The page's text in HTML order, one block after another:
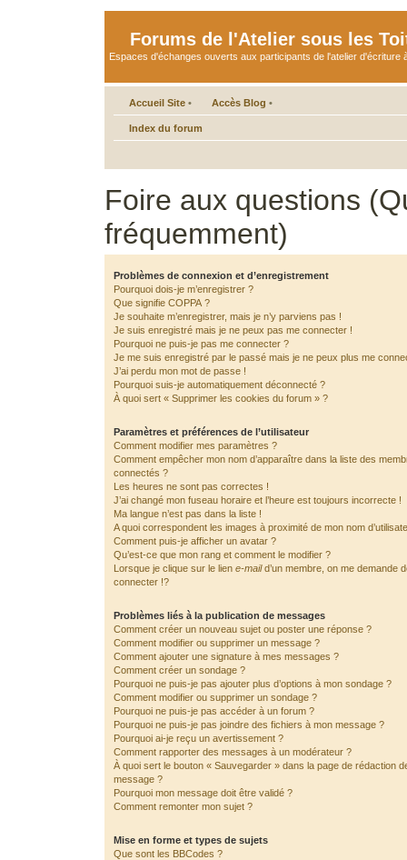
Forums de l'Atelier sous les
Espaces d'échanges ouverts aux participants de l'atelier d'écriture
Accueil Site • Accès Blog •
Index du forum
Foire aux questions
fréquemment)
Problèmes de connexion et d’enregistrement
Pourquoi dois-je m’enregistrer ?
Que signifie COPPA ?
Je souhaite m’enregistrer, mais je n’y parviens pas !
Je suis enregistré mais je ne peux pas me connecter !
Pourquoi ne puis-je pas me connecter ?
Je me suis enregistré par le passé mais je ne peux plus me
J’ai perdu mon mot de passe !
Pourquoi suis-je automatiquement déconnecté ?
À quoi sert « Supprimer les cookies du forum » ?
Paramètres et préférences de l’utilisateur
Comment modifier mes paramètres ?
Comment empêcher mon nom d’apparaître dans la liste des
connectés ?
Les heures ne sont pas correctes !
J’ai changé mon fuseau horaire et l’heure est toujours incorrecte !
Ma langue n’est pas dans la liste !
A quoi correspondent les images à proximité de mon nom
Comment puis-je afficher un avatar ?
Qu’est-ce que mon rang et comment le modifier ?
Lorsque je clique sur le lien e-maild’un membre, on me demande
connecter !?
Problèmes liés à la publication de messages
Comment créer un nouveau sujet ou poster une réponse ?
Comment modifier ou supprimer un message ?
Comment ajouter une signature à mes messages ?
Comment créer un sondage ?
Pourquoi ne puis-je pas ajouter plus d’options à mon sondage ?
Comment modifier ou supprimer un sondage ?
Pourquoi ne puis-je pas accéder à un forum ?
Pourquoi ne puis-je pas joindre des fichiers à mon message ?
Pourquoi ai-je reçu un avertissement ?
Comment rapporter des messages à un modérateur ?
À quoi sert le bouton « Sauvegarder » dans la page de rédaction
message ?
Pourquoi mon message doit être validé ?
Comment remonter mon sujet ?
Mise en forme et types de sujets
Que sont les BBCodes ?